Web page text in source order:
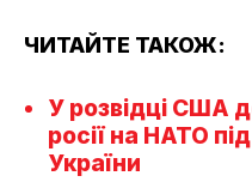
ЧИТАЙТЕ ТАКОЖ:
У розвідці США
росії на НАТО
України